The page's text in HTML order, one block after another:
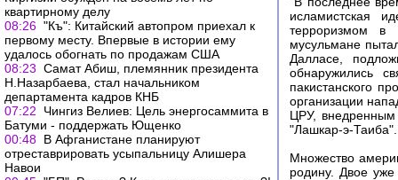
квартирному делу
08:26 "Къ": Китайский автопром приехал к
первому месту. Впервые в истории ему
удалось обогнать по продажам США
08:23 Самат Абиш, племянник президента
Н.Назарбаева, стал начальником
департамента кадров КНБ
07:22
Чингиз Велиев: Цель энергосаммита в
Батуми - поддержать Ющенко
00:48 В Афганистане планируют
отреставрировать усыпальницу Алишера
Навои
исламистская
терроризмом в
мусульмане
Далласе,
обнаружились
пакистанского
организации
ЦРУ, внедренным
"Лашкар-э-Таиба".
Множество
родину. Двое